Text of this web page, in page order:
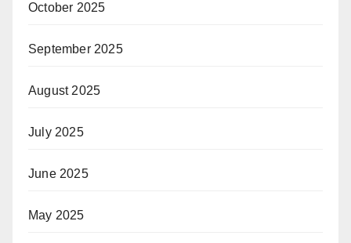
October 2025
September 2025
August 2025
July 2025
June 2025
May 2025